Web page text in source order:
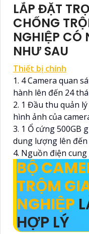
LẮP ĐẶT
CHỐNG
NGHIỆP CÓ
NHƯ SAU
Thiết bị chính
1. 4 Camera quan
hành lên đến 24
2. 1 Đầu thu quản
hình ảnh của
3. 1 Ổ cứng 500GB
dung lượng lên
4. Nguồn điện
BỘ
TRỘM
NGHIỆP
HỢP LÝ